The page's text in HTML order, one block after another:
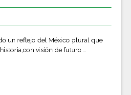
un reflejo del México plural que
visión de futuro …